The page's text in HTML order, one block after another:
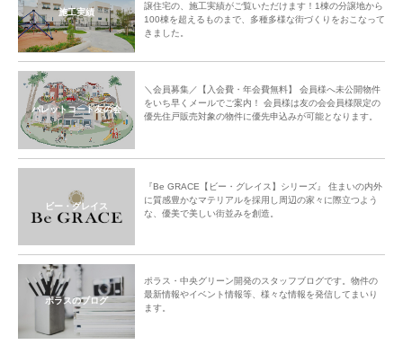
施工実績
譲住宅の、施工実績がご覧いただけます！1棟の分譲地から
100棟を超えるものまで、多種多様な街づくりをおこなって
きました。
パレットコート友の会
＼会員募集／【入会費・年会費無料】 会員様へ未公開物件
をいち早くメールでご案内！ 会員様は友の会会員様限定の
優先住戸販売対象の物件に優先申込みが可能となります。
ビー・グレイス
『Be GRACE【ビー・グレイス】シリーズ』 住まいの内外
に質感豊かなマテリアルを採用し周辺の家々に際立つよう
な、優美で美しい街並みを創造。
ポラスのブログ
ポラス・中央グリーン開発のスタッフブログです。物件の
最新情報やイベント情報等、様々な情報を発信してまいり
ます。